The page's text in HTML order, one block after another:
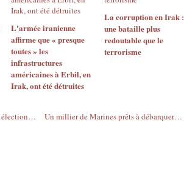
L'armée iranienne
affirme que « presque
toutes » les
infrastructures
américaines à Erbil, en
Irak, ont été détruites
La corruption en Irak :
une bataille plus
redoutable que le
terrorisme
Le bide de la Fédération sioniste sud-africaine aux élections législatives Un millier de Marines prêts à débarquer en Libye